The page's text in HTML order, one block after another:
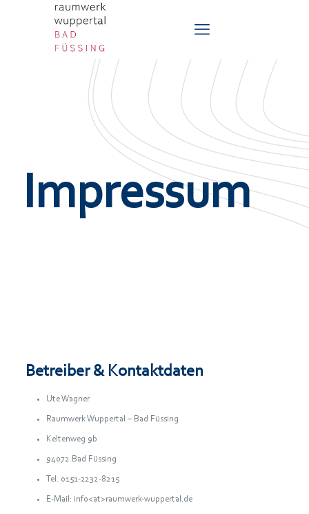
Impressum
Betreiber & Kontaktdaten
Ute Wagner
Raumwerk Wuppertal – Bad Füssing
Keltenweg 9b
94072 Bad Füssing
Tel. 0151-2232-8215
E-Mail: info<at>raumwerk-wuppertal.de